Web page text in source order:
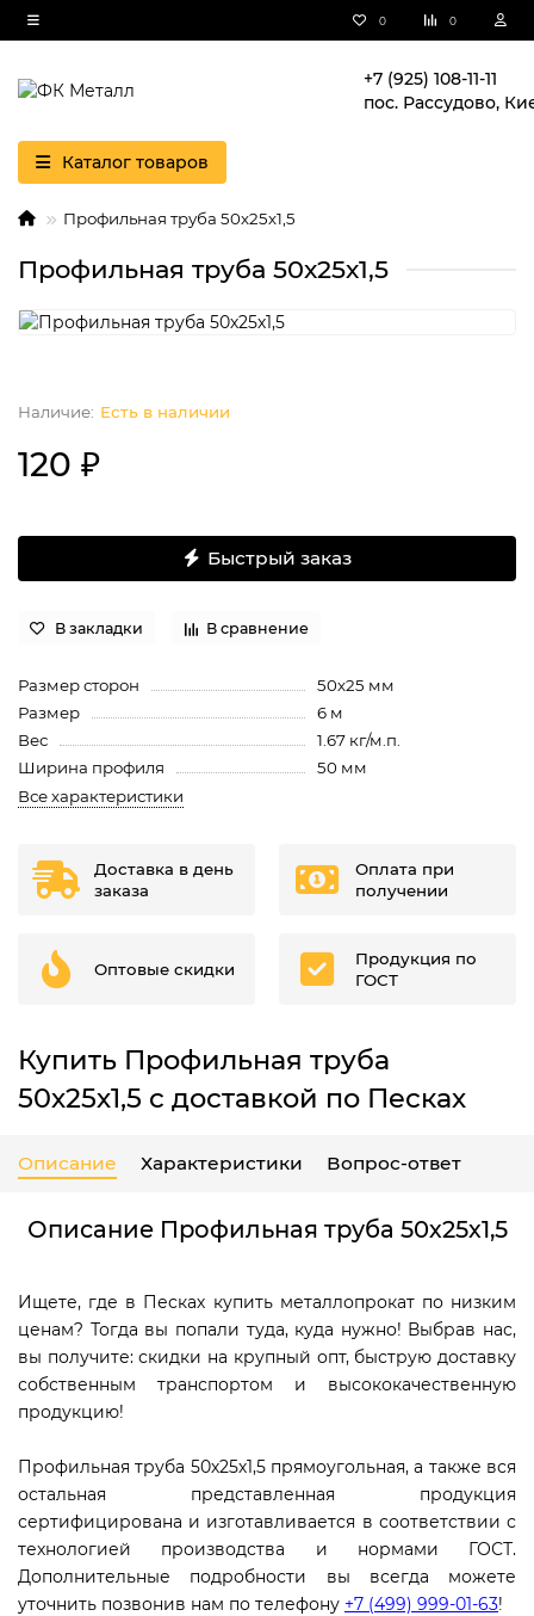
0 0
+7 (925) 108-11-11
пос. Рассудово,
Каталог товаров
Профильная труба 50х25х1,5
Профильная труба 50х25х1,5
Есть в наличии
120 ₽
Быстрый заказ
В закладки В сравнение
Размер сторон
50х25 мм
Размер
6 м
Вес
1.67 кг/м.п.
Ширина профиля
50 мм
Все характеристики
Доставка в день
заказа
Оплата при
получении
Оптовые скидки
Продукция по
ГОСТ
Купить Профильная труба
50х25х1,5 с доставкой по Песках
Описание Характеристики Вопрос-ответ
Описание Профильная труба 50х25х1,5
Ищете, где в Песках купить металлопрокат по низким
ценам? Тогда вы попали туда, куда нужно! Выбрав нас,
вы получите: скидки на крупный опт, быструю доставку
собственным транспортом и высококачественную
продукцию!
Профильная труба 50х25х1,5 прямоугольная, а также вся
остальная представленная продукция
сертифицирована и изготавливается в соответствии с
технологией производства и нормами ГОСТ.
Дополнительные подробности вы всегда можете
уточнить позвонив нам по телефону +7 (499) 999-01-63!